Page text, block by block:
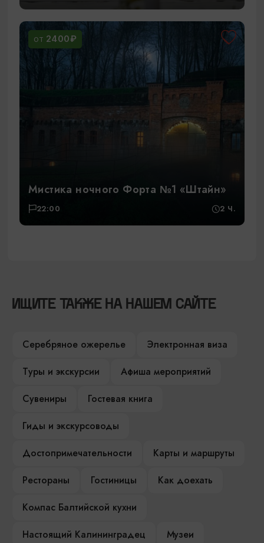
ОТ 2400₽
Мистика ночного Форта №1 «Штайн»
22:00 2 Ч.
ИЩИТЕ ТАКЖЕ НА НАШЕМ САЙТЕ
Серебряное ожерелье
Электронная виза
Туры и экскурсии
Афиша мероприятий
Сувениры
Гостевая книга
Гиды и экскурсоводы
Достопримечательности
Карты и маршруты
Рестораны
Гостиницы
Как доехать
Компас Балтийской кухни
Настоящий Калининградец
Музеи